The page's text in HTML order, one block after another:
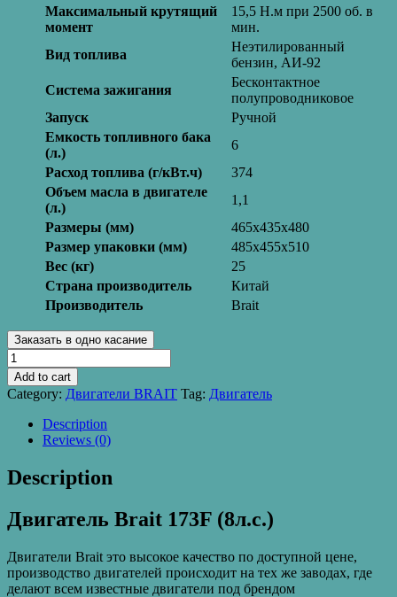
Максимальный крутящий
момент
15,5 Н.м при 2500 об. в
мин.
Вид топлива
Неэтилированный
бензин, АИ-92
Система зажигания
Бесконтактное
полупроводниковое
Запуск
Ручной
Емкость топливного бака
(л.)
6
Расход топлива (г/кВт.ч)
374
Объем масла в двигателе
(л.)
1,1
Размеры (мм)
465х435х480
Размер упаковки (мм)
485х455х510
Вес (кг)
25
Страна производитель
Китай
Производитель
Brait
Заказать в одно касание
Двигатель
Brait
173F
8л.с.
quantity
Add to cart
Category: Двигатели BRAIT Tag: Двигатель
Description
Reviews (0)
Description
Двигатель Brait 173F (8л.с.)
Двигатели Brait это высокое качество по доступной цене,
производство двигателей происходит на тех же заводах, где
делают всем известные двигатели под брендом